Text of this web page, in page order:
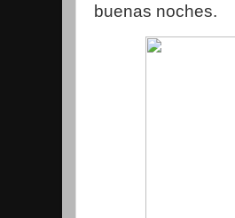
buenas noches.